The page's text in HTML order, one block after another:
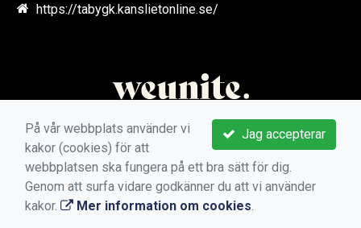
https://tabygk.kanslietonline.se/
Jag accepterar
På vår webbplats använder vi
kakor (cookies) för att
webbplatsen ska fungera på ett bra sätt för dig.
Genom att surfa vidare godkänner du att vi använder
kakor.
Mer information om cookies.